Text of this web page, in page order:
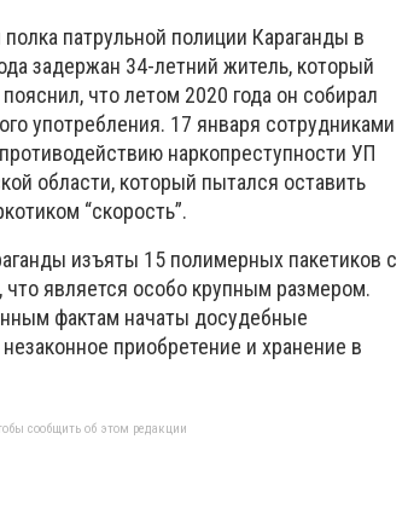
патрульной полиции Караганды в
задержан 34-летний житель, который
что летом 2020 года он собирал
употребления. 17 января сотрудниками
наркопреступности УП
области, который пытался оставить
“скорость”.
изъяты 15 полимерных пакетиков с
является особо крупным размером.
фактам начаты досудебные
приобретение и хранение в
сообщить об этом редакции